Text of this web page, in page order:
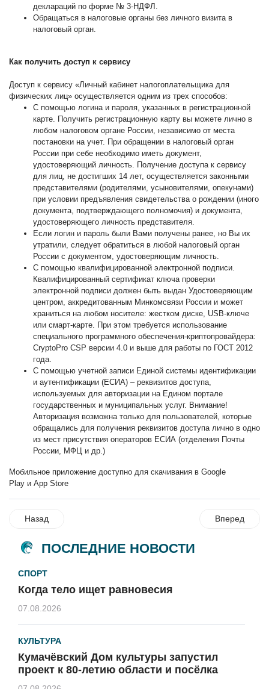
деклараций по форме № 3-НДФЛ.
Обращаться в налоговые органы без личного визита в
налоговый орган.
Как получить доступ к сервису
Доступ к сервису «Личный кабинет налогоплательщика для
физических лиц» осуществляется одним из трех способов:
С помощью логина и пароля, указанных в регистрационной
карте. Получить регистрационную карту вы можете лично в
любом налоговом органе России, независимо от места
постановки на учет. При обращении в налоговый орган
России при себе необходимо иметь документ,
удостоверяющий личность. Получение доступа к сервису
для лиц, не достигших 14 лет, осуществляется законными
представителями (родителями, усыновителями, опекунами)
при условии предъявления свидетельства о рождении (иного
документа, подтверждающего полномочия) и документа,
удостоверяющего личность представителя.
Если логин и пароль были Вами получены ранее, но Вы их
утратили, следует обратиться в любой налоговый орган
России с документом, удостоверяющим личность.
С помощью квалифицированной электронной подписи.
Квалифицированный сертификат ключа проверки
электронной подписи должен быть выдан Удостоверяющим
центром, аккредитованным Минкомсвязи России и может
храниться на любом носителе: жестком диске, USB-ключе
или смарт-карте. При этом требуется использование
специального программного обеспечения-криптопровайдера:
CryptoPro CSP версии 4.0 и выше для работы по ГОСТ 2012
года.
С помощью учетной записи Единой системы идентификации
и аутентификации (ЕСИА) – реквизитов доступа,
используемых для авторизации на Едином портале
государственных и муниципальных услуг. Внимание!
Авторизация возможна только для пользователей, которые
обращались для получения реквизитов доступа лично в одно
из мест присутствия операторов ЕСИА (отделения Почты
России, МФЦ и др.)
Мобильное приложение доступно для скачивания в Google
Play и App Store
Назад Вперед
ПОСЛЕДНИЕ НОВОСТИ
СПОРТ
Когда тело ищет равновесия
07.08.2026
КУЛЬТУРА
Кумачёвский Дом культуры запустил
проект к 80-летию области и посёлка